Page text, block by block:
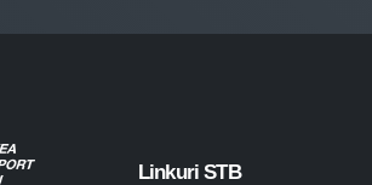
Linkuri STB